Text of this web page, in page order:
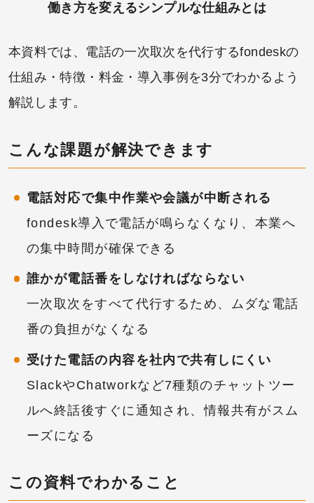
働き方を変えるシンプルな仕組みとは
本資料では、電話の一次取次を代行するfondeskの
仕組み・特徴・料金・導入事例を3分でわかるよう
解説します。
こんな課題が解決できます
電話対応で集中作業や会議が中断される
fondesk導入で電話が鳴らなくなり、本業へ
の集中時間が確保できる
誰かが電話番をしなければならない
一次取次をすべて代行するため、ムダな電話
番の負担がなくなる
受けた電話の内容を社内で共有しにくい
SlackやChatworkなど7種類のチャットツー
ルへ終話後すぐに通知され、情報共有がスム
ーズになる
この資料でわかること